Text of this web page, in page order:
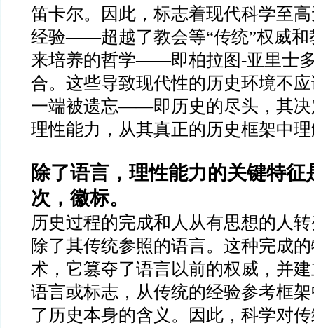
笛卡尔。因此，标志着现代科学至
经验——超越了教会等“传统”权威和
来培养的哲学——即柏拉图 -亚里士
合。这些导致现代性的历史环境不
一端被遗忘——即历史的尽头，其
理性能力，从其真正的历史框架中
除了语言，理性能力的关键特征
次，徽标。
历史过程的完成和人从有思想的人
除了其传统参照的语言。这种完成
术，它篡夺了语言以前的权威，并
语言或标志，从传统的经验参考框
了历史本身的含义。因此，科学对